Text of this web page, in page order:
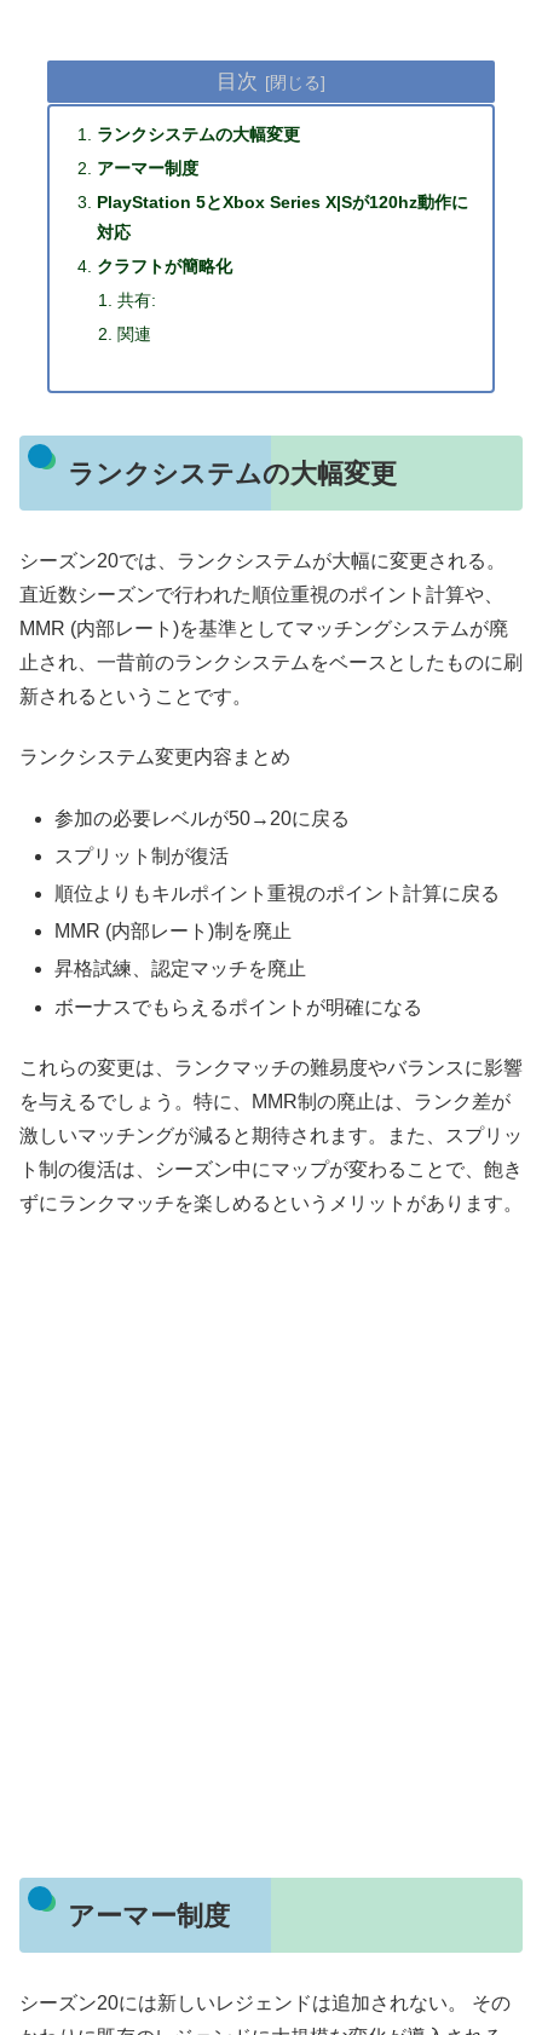
目次
ランクシステムの大幅変更
アーマー制度
PlayStation 5とXbox Series X|Sが120hz動作に
対応
クラフトが簡略化
共有:
関連
ランクシステムの大幅変更
シーズン20では、ランクシステムが大幅に変更される。
直近数シーズンで行われた順位重視のポイント計算や、
MMR (内部レート)を基準としてマッチングシステムが廃
止され、一昔前のランクシステムをベースとしたものに刷
新されるということです。
ランクシステム変更内容まとめ
参加の必要レベルが50→20に戻る
スプリット制が復活
順位よりもキルポイント重視のポイント計算に戻る
MMR (内部レート)制を廃止
昇格試練、認定マッチを廃止
ボーナスでもらえるポイントが明確になる
これらの変更は、ランクマッチの難易度やバランスに影響
を与えるでしょう。特に、MMR制の廃止は、ランク差が
激しいマッチングが減ると期待されます。また、スプリッ
ト制の復活は、シーズン中にマップが変わることで、飽き
ずにランクマッチを楽しめるというメリットがあります。
アーマー制度
シーズン20には新しいレジェンドは追加されない。 その